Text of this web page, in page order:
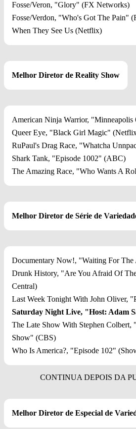
Fosse/Veron, "Glory" (FX Networks)
Fosse/Verdon, "Who's Got The Pain"
When They See Us (Netflix)
Melhor Diretor de Reality Show
American Ninja Warrior,
Queer Eye, "Black Girl Magic"
RuPaul's Drag Race, "Whatcha
Shark Tank, "Episode 1002" (ABC)
The Amazing Race, "Who Wants A
Melhor Diretor de Série de
Documentary Now!, "Waiting For
Drunk History, "Are You Afraid Of
Central)
Last Week Tonight With John Oliver,
Saturday Night Live, "Host: Adam
The Late Show With Stephen
Show" (CBS)
Who Is America?, "Episode 102"
Melhor Diretor de Especial de